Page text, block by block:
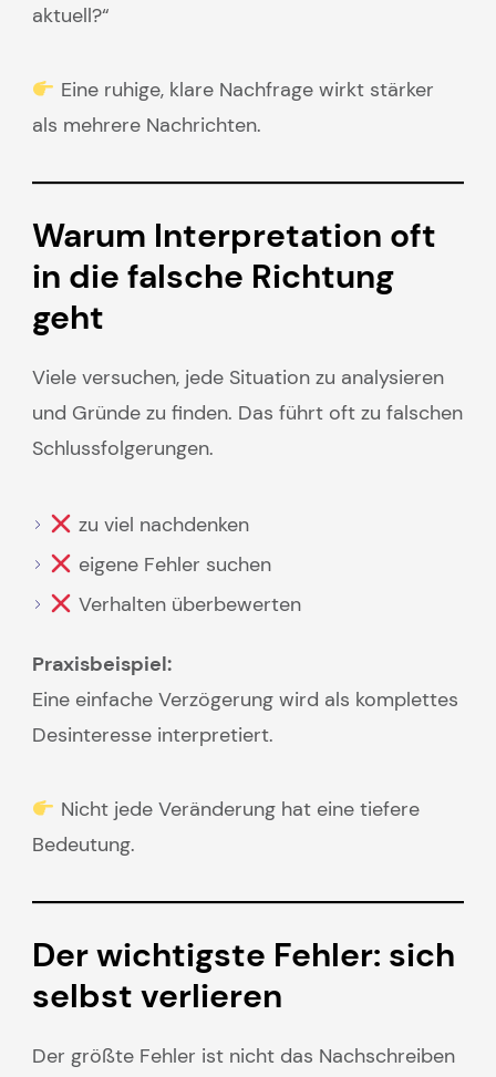
aktuell?“
Eine ruhige, klare Nachfrage wirkt stärker
als mehrere Nachrichten.
Warum Interpretation oft
in die falsche Richtung
geht
Viele versuchen, jede Situation zu analysieren
und Gründe zu finden. Das führt oft zu falschen
Schlussfolgerungen.
zu viel nachdenken
eigene Fehler suchen
Verhalten überbewerten
Praxisbeispiel:
Eine einfache Verzögerung wird als komplettes
Desinteresse interpretiert.
Nicht jede Veränderung hat eine tiefere
Bedeutung.
Der wichtigste Fehler: sich
selbst verlieren
Der größte Fehler ist nicht das Nachschreiben